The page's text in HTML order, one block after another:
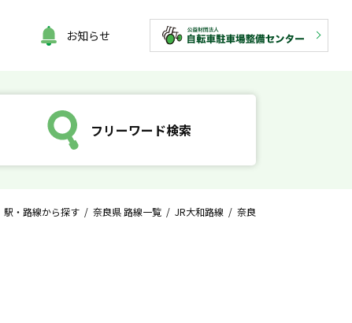
お知らせ
フリーワード検索
駅・路線から探す / 奈良県 路線一覧 / JR大和路線 / 奈良